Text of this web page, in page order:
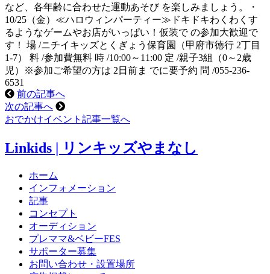
など、各年齢に合わせた運動あそび を楽しみましょう。・
10/25（金）≪ハロウィンパーティー≫ドキドキわくわくす
るようなゲームやお店がいっぱい！仮装で の参加大歓迎で
す！ 場 /ニチイキッズとくぎょう保育園（甲府市徳行 2丁目
1-7） 料 /参加費無料 時 /10:00～11:00 定 /親子3組（0～2歳
児）※参加ご希望の方は 2日前ま でに要予約 問 /055-236-
6531
前の記事へ
次の記事へ
おでかけイベント記事一覧へ
Linkids | リンキッズやまなし
ホーム
インフォメーション
記事
コンセプト
オーディション
プレママ&ベビーFES
サポーター募集
お問い合わせ・設置場所